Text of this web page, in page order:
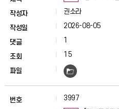
권소라
2026-08-05
1
15
3997